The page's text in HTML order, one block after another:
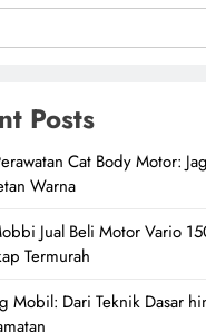
Posts
Cat Body Motor:
Warna
Jual Beli Motor Vario
Termurah
Mobil: Dari Teknik Dasar